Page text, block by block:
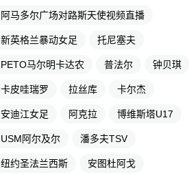
阿马多尔广场对路斯天使视频直播
新英格兰暴动女足 托尼塞夫
PETO马尔明卡达农 普法尔 钟贝琪
卡皮哇瑞罗 拉丝库 卡尔杰
安迪江女足 阿克拉 博维斯塔U17
USM阿尔及尔 潘多夫TSV
纽约圣法兰西斯 安图杜阿戈